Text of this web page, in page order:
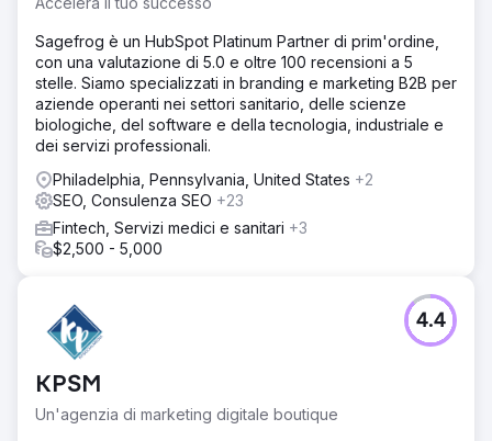
ancora. Dovevano affermarsi in questo nuovo ecosistema
prima che il mercato diventasse saturo.
Soluzione
Implementazione di una strategia GEO (Generative Engine
Optimization) completa. Ristrutturazione dei contenuti per
rispondere a specifiche domande sul percorso
d'acquisto. Markup avanzato dello schema per entità e
relazioni. Ottimizzazione dell'architettura per ridurre i costi
di estrazione per gli LLM. Creazione di contenuti citabili
utilizzando dati proprietari e una metodologia unica.
Gestione della presenza del brand su tutte le fonti che
Risultato
Il brand è stato costantemente citato da ChatGPT nelle
query di settore pertinenti in meno di 90 giorni. Presente
nelle panoramiche di Google AI per 12 parole chiave
aumentata dallo 0% al 34% nella sua categoria. Aumento
Sagefrog è un HubSpot Platinum Partner di prim'ordine,
con una valutazione di 5.0 e oltre 100 recensioni a 5
stelle. Siamo specializzati in branding e marketing B2B per
aziende operanti nei settori sanitario, delle scienze
biologiche, del software e della tecnologia, industriale e
dei servizi professionali.
Philadelphia, Pennsylvania, United States +2
SEO, Consulenza SEO +23
Fintech, Servizi medici e sanitari +3
$2,500 - 5,000
KPSM
Un'agenzia di marketing digitale boutique
4.4